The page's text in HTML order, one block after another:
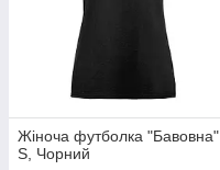
Жіноча футболка "Бавовна"
S, Чорний